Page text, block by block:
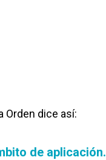
Orden dice así:
de aplicación.